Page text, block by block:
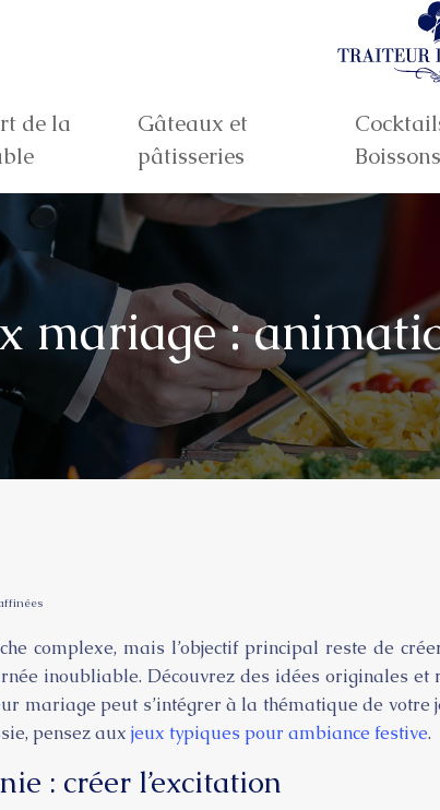
de la
Gâteaux et
pâtisseries
Boissons
mariage :
complexe, mais l’objectif principal reste de
inoubliable. Découvrez des idées originales
mariage peut s’intégrer à la thématique de
pensez aux jeux typiques pour ambiance festive.
: créer l’excitation